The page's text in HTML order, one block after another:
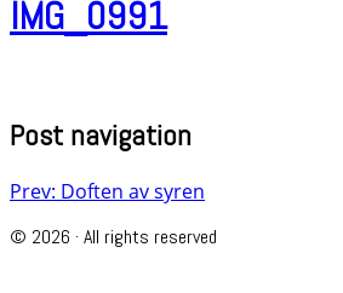
IMG_0991
Post navigation
Prev: Doften av syren
© 2026 · All rights reserved